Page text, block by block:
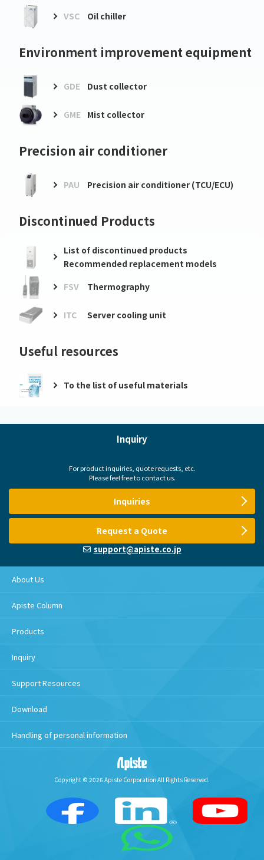
VSC Oil chiller
Environment improvement equipment
GDE Dust collector
GME Mist collector
Precision air conditioner
PAU Precision air conditioner (TCU/ECU)
Discontinued Products
List of discontinued products
Recommended replacement models
FSV
Thermography
ITC Server cooling unit
Useful resources
To the list of useful materials
Inquiry
For product inquiries, quote requests, etc.
Please feel free to contact us.
Inquiries
Request a Quote
support@apiste.co.jp
About Us
Apiste Column
Products
Inquiry
Support Resources
Download
Handling of personal information
Copyright © 2026 Apiste Corporation All Rights Reserved.